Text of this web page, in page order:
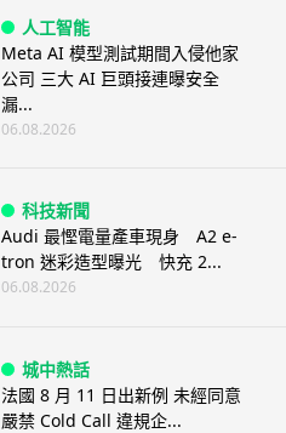
人工智能
Meta AI 模型測試期間入侵他家
公司 三大 AI 巨頭接連曝安全
漏...
06.08.2026
科技新聞
Audi 最慳電量產車現身 A2 e-
tron 迷彩造型曝光 快充 2...
06.08.2026
城中熱話
法國 8 月 11 日出新例 未經同意
嚴禁 Cold Call 違規企...